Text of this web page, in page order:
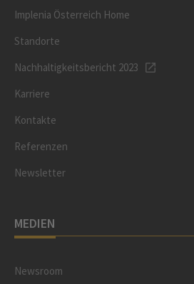
Implenia Österreich Home
Standorte
Nachhaltigkeitsbericht 2023
Karriere
Kontakte
Referenzen
Newsletter
MEDIEN
Newsroom